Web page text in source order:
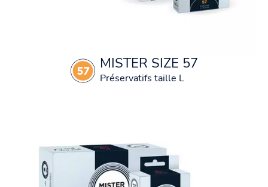
MISTER SIZE 57
Préservatifs taille L